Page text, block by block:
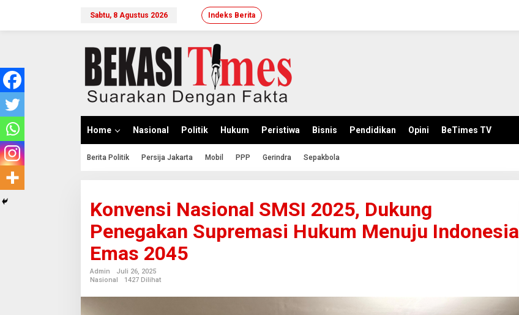
Sabtu, 8 Agustus 2026 Indeks Berita
Home Nasional Politik Hukum Peristiwa Bisnis Pendidikan Opini BeTimes TV
Berita Politik Persija Jakarta Mobil PPP Gerindra Sepakbola
Konvensi Nasional SMSI 2025, Dukung
Penegakan Supremasi Hukum Menuju Indonesia
Emas 2045
Admin
Juli 26, 2025
Nasional
1427 Dilihat